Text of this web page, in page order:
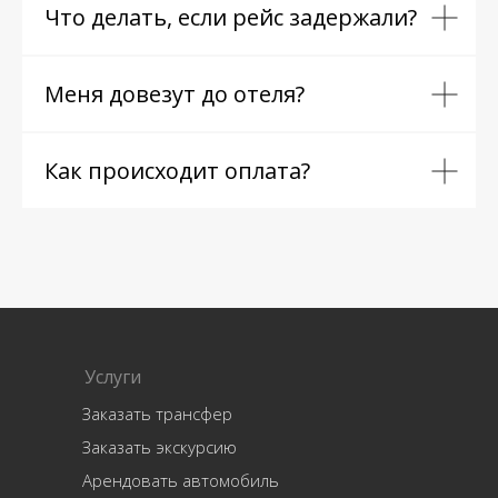
Что делать, если рейс задержали?
Меня довезут до отеля?
Как происходит оплата?
Услуги
Заказать трансфер
Заказать экскурсию
Арендовать автомобиль